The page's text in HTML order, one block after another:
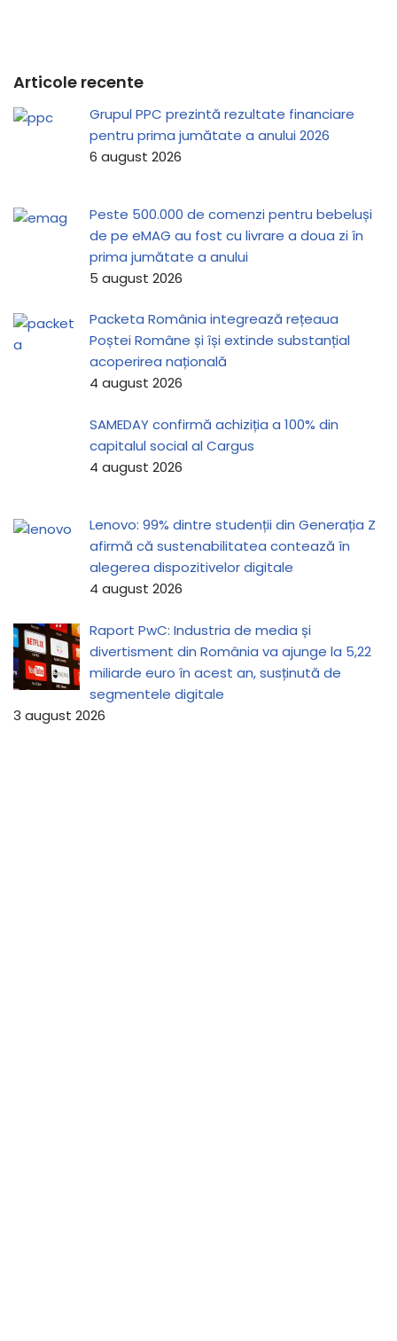
Articole recente
Grupul PPC prezintă rezultate financiare
pentru prima jumătate a anului 2026
6 august 2026
Peste 500.000 de comenzi pentru bebeluși
de pe eMAG au fost cu livrare a doua zi în
prima jumătate a anului
5 august 2026
Packeta România integrează rețeaua
Poștei Române și își extinde substanțial
acoperirea națională
4 august 2026
SAMEDAY confirmă achiziția a 100% din
capitalul social al Cargus
4 august 2026
Lenovo: 99% dintre studenții din Generația Z
afirmă că sustenabilitatea contează în
alegerea dispozitivelor digitale
4 august 2026
Raport PwC: Industria de media și
divertisment din România va ajunge la 5,22
miliarde euro în acest an, susținută de
segmentele digitale
3 august 2026